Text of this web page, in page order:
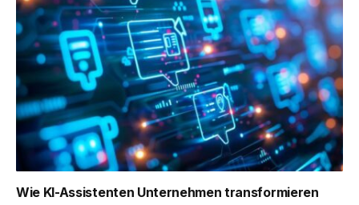
Wie KI-Assistenten Unternehmen transformieren